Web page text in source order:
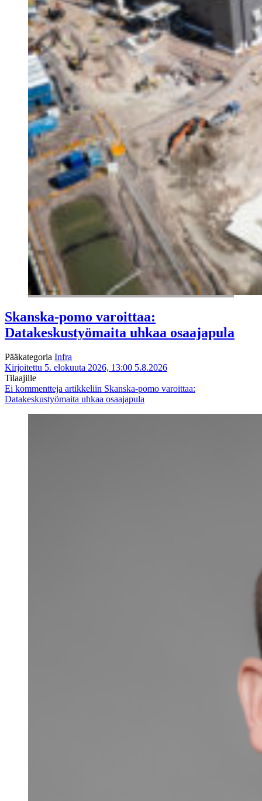
Skanska-pomo varoittaa:
Datakeskustyömaita uhkaa osaajapula
Pääkategoria Infra
Kirjoitettu 5. elokuuta 2026, 13:00 5.8.2026
Tilaajille
Ei kommentteja artikkeliin Skanska-pomo varoittaa:
Datakeskustyömaita uhkaa osaajapula